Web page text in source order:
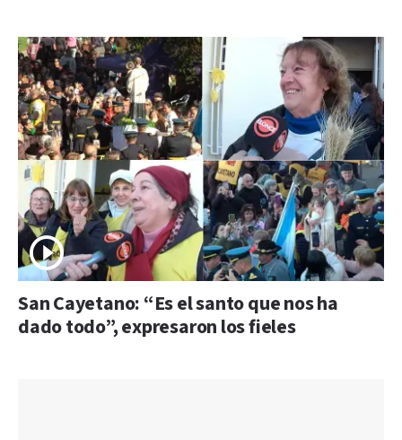
San Cayetano: “Es el santo que nos ha
dado todo”, expresaron los fieles